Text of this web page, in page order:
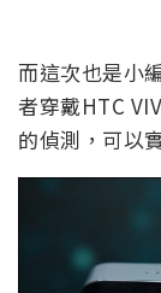
而這次也是小
者穿戴HTC
的偵測，可以